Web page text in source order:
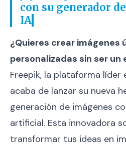
con su generador
IA
¿Quieres crear imágenes
personalizadas sin ser un
Freepik, la plataforma líder
acaba de lanzar su nueva
generación de imágenes
artificial. Esta innovadora
transformar tus ideas en